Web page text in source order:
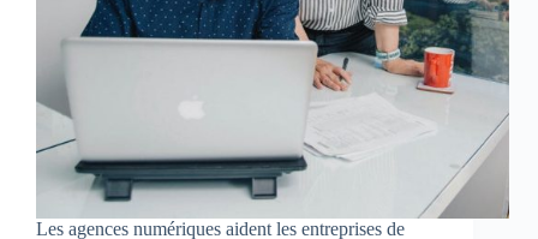
Les agences numériques aident les entreprises de